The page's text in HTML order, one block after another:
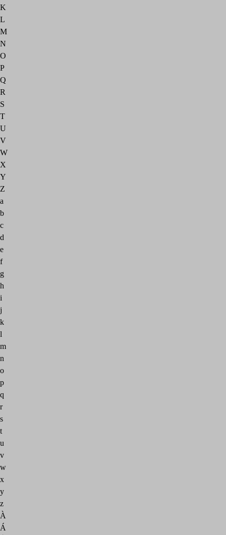
K
L
M
N
O
P
Q
R
S
T
U
V
W
X
Y
Z
a
b
c
d
e
f
g
h
i
j
k
l
m
n
o
p
q
r
s
t
u
v
w
x
y
z
À
Á